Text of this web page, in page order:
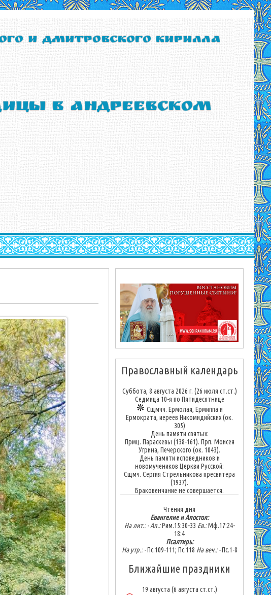
и Дмитровского Кирилла
в Андреевском
Православный календарь
Суббота, 8 августа 2026 г. (26 июля ст.ст.)
Седмица 10-я по Пятидесятнице
Сщмчч. Ермолая, Ермиппа и
Ермократа, иереев Никомидийских (ок.
305)
День памяти святых:
Прмц. Параскевы (138-161). Прп. Моисея
Угрина, Печерского (ок. 1043).
День памяти исповедников и
новомучеников Церкви Русской:
Сщмч. Сергия Стрельникова пресвитера
(1937).
Браковенчание не совершается.
Чтения дня
Евангелие и Апостол:
На лит.: -Ап.:Рим.15:30-33 Ев.:Мф.17:24-
18:4
Псалтирь:
На утр.: -Пс.109-111; Пс.118 На веч.: -Пс.1-8
Ближайшие праздники
19 августа (6 августа ст.ст.)